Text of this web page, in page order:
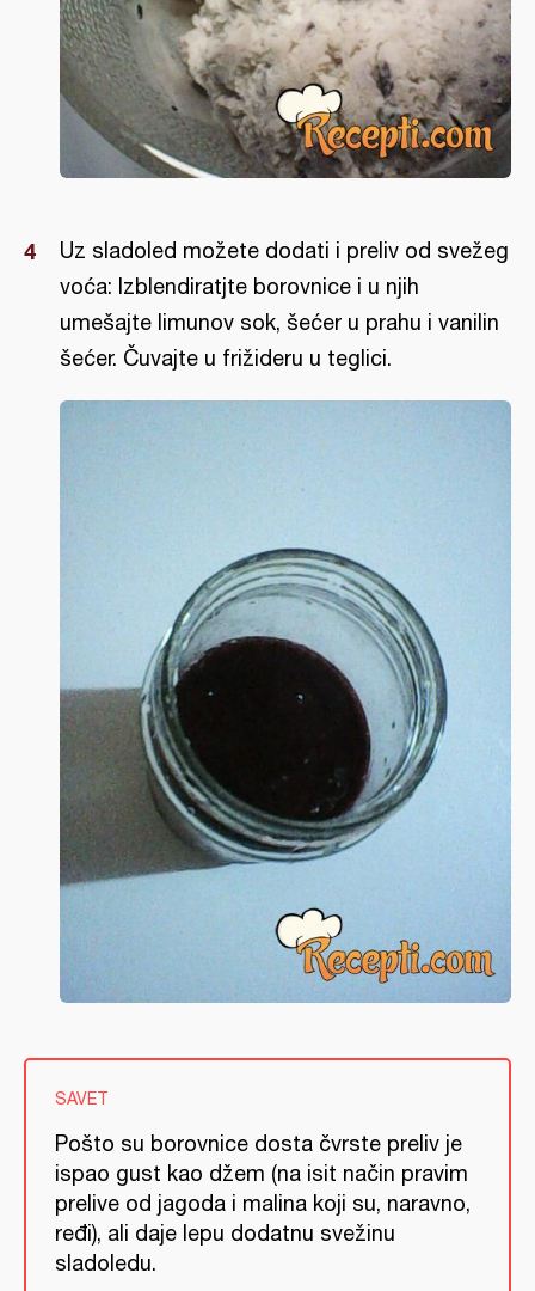
Uz sladoled možete dodati i preliv od svežeg
voća: Izblendiratjte borovnice i u njih
umešajte limunov sok, šećer u prahu i vanilin
šećer. Čuvajte u frižideru u teglici.
SAVET
Pošto su borovnice dosta čvrste preliv je
ispao gust kao džem (na isit način pravim
prelive od jagoda i malina koji su, naravno,
ređi), ali daje lepu dodatnu svežinu
sladoledu.